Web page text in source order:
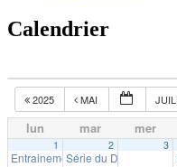
Calendrier
2025 MAI JUIL
lun mar mer
1
Entrainement extérieur à
2
Série du Diable –
3